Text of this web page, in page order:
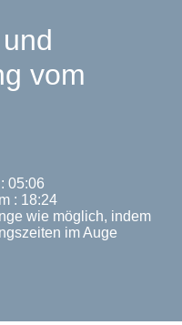
vom
05:06
: 18:24
wie möglich, indem
im Auge